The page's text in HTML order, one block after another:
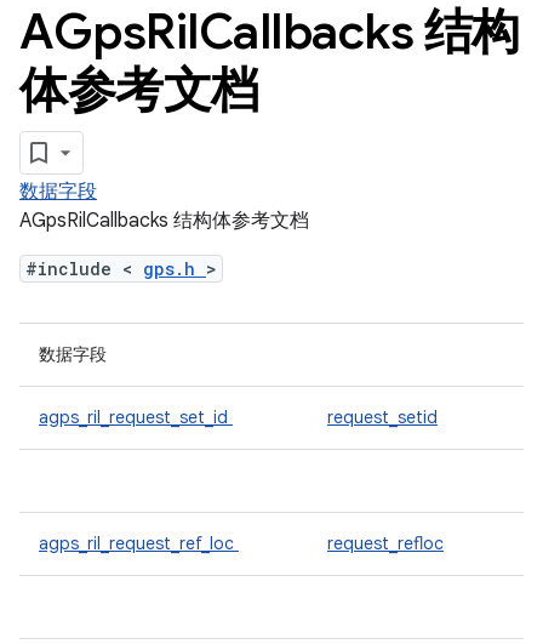
AGpsRilCallbacks 结构
体参考文档
数据字段
AGpsRilCallbacks 结构体参考文档
#include < gps.h >
数据字段
agps_ril_request_set_id request_setid
agps_ril_request_ref_loc request_refloc